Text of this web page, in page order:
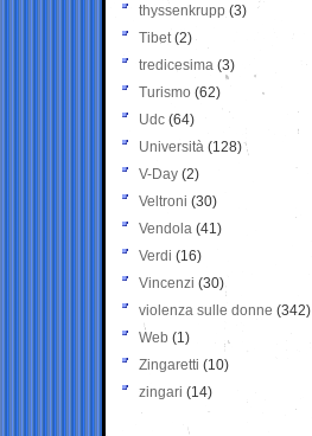
thyssenkrupp (3)
Tibet(2)
tredicesima (3)
Turismo (62)
Udc (64)
Università (128)
V-Day (2)
Veltroni (30)
Vendola (41)
Verdi (16)
Vincenzi (30)
violenza sulle donne (342)
Web (1)
Zingaretti (10)
zingari (14)